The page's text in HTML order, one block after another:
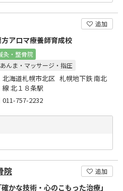
追加
アロマ療養師育成校
灸・整骨院
あんま・マッサージ・指圧
北海道札幌市北区 札幌地下鉄 南北
線 北１８条駅
011-757-2232
院 追加
確かな技術・心のこもった治療」